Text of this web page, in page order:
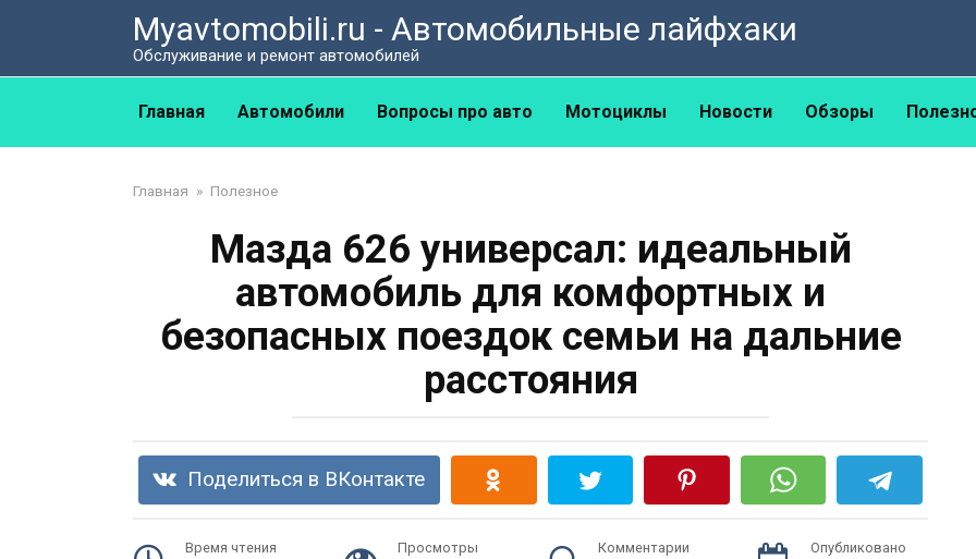
Myavtomobili.ru - Автомобильные лайфхаки
Обслуживание и ремонт автомобилей
Главная Автомобили Вопросы про авто Мотоциклы Новости Обзоры
Главная » Полезное
Мазда 626 универсал: идеальный
автомобиль для комфортных и
безопасных поездок семьи на дальние
расстояния
Поделиться в ВКонтакте
Время чтения Просмотры Комментарии Опубликовано